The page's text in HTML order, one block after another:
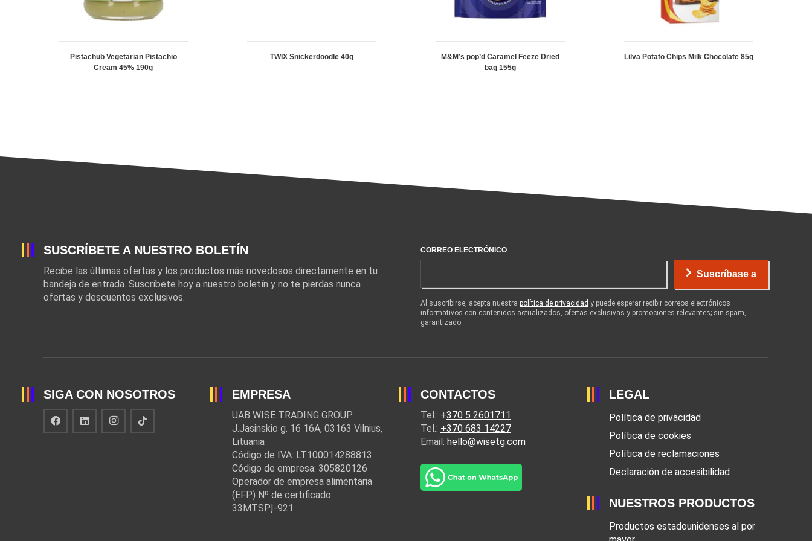
Pistachub Vegetarian Pistachio
Cream 45% 190g
TWIX Snickerdoodle 40g
M&M’s pop’d Caramel Feeze Dried
bag 155g
Lilva Potato Chips Milk Chocolate 85g
SUSCRÍBETE A NUESTRO BOLETÍN
Recibe las últimas ofertas y los productos más novedosos directamente en tu
bandeja de entrada. Suscríbete hoy a nuestro boletín y no te pierdas nunca
ofertas y descuentos exclusivos.
CORREO ELECTRÓNICO
Suscríbase a
Al suscribirse, acepta nuestra política de privacidad y puede esperar recibir correos electrónicos
informativos con contenidos actualizados, ofertas exclusivas y promociones relevantes; sin spam,
garantizado.
SIGA CON NOSOTROS EMPRESA
UAB WISE TRADING GROUP
J.Jasinskio g. 16 16A, 03163 Vilnius,
Lituania
Código de IVA: LT100014288813
Código de empresa: 305820126
Operador de empresa alimentaria
(EFP) Nº de certificado:
33MTSPĮ-921
CONTACTOS
Tel.: +370 5 2601711
Tel.: +370 683 14227
Email: hello@wisetg.com
LEGAL
Política de privacidad
Política de cookies
Política de reclamaciones
Declaración de accesibilidad
NUESTROS PRODUCTOS
Productos estadounidenses al por